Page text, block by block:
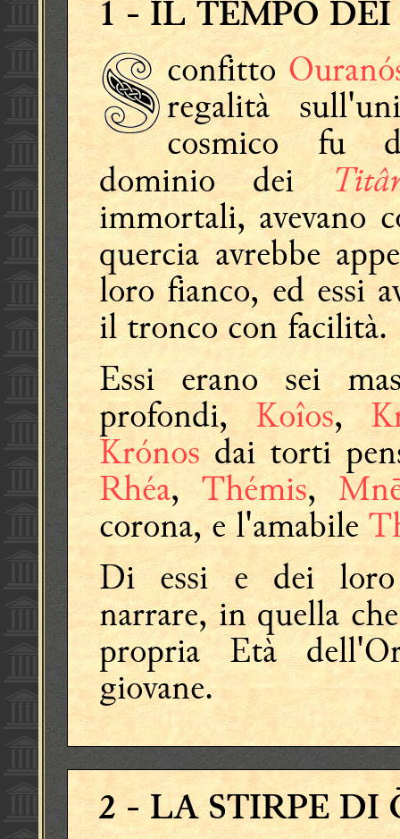
1- IL TEMPO DEI
confitto
regalità
cosmico fu
dominio dei
immortali, avevano
quercia avrebbe
loro fianco, ed essi
il tronco con facilità.
Essi erano sei
profondi,Koîos,
Krónosdai torti
Rhéa,Thémis,
corona, e l'amabile
Di essi e dei loro
narrare, in quella
propria Età
giovane.
2- LA STIRPE DI